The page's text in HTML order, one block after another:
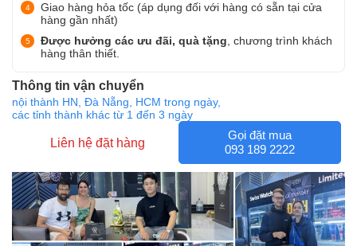
Giao hàng hỏa tốc (áp dụng đối với hàng có sẵn tại cửa
hàng gần nhất)
Được hưởng các ưu đãi, quà tặng , chương trình khách
hàng thân thiết.
Thông tin vận chuyển
nội thành HN, Đà Nẵng, HCM trong ngày,
các tỉnh thành khác từ 1 đến 3 ngày
Liên hệ đặt hàng
Gọi đặt mua
093 189 2222